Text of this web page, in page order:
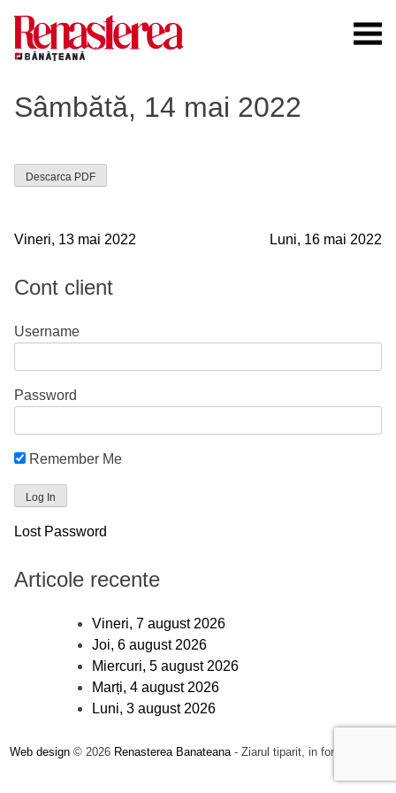
content
Sâmbătă, 14 mai 2022
Descarca PDF
Navigare
în
Vineri, 13 mai 2022 Luni, 16 mai 2022
Cont client
Username
Password
Remember Me
Lost Password
Articole recente
Vineri, 7 august 2026
Joi, 6 august 2026
Miercuri, 5 august 2026
Marți, 4 august 2026
Luni, 3 august 2026
Web design© 2026 Renasterea Banateana- Ziarul tiparit, in format online